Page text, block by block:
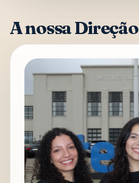
A nossa Direção